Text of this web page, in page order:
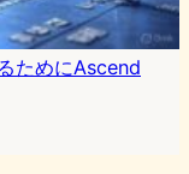
ためにAscend